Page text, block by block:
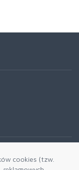
cookies (tzw.